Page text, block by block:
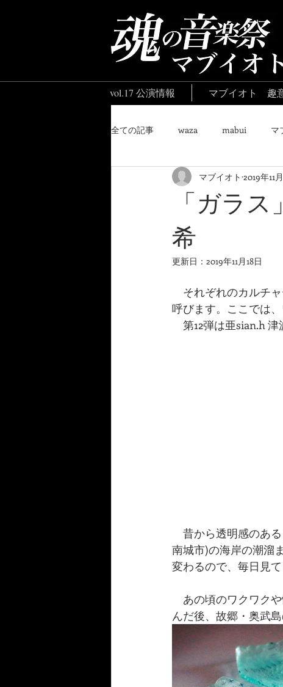
vol.17 公演情報 マブイオト 趣
全ての記事 waza mabui マ
「ガラ
希
マブイオト 2019年11
更新日： 2019年11月18日
それぞれのカルチャ
呼びます。ここでは
第12弾は亜sian.h 津
昔から透明感のあ
南城市)の海岸の潮溜
変わるので、毎日見て
あの頃のワクワク
んだ後、故郷・奥武